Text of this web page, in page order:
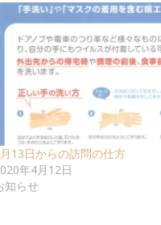
13日からの訪問の仕方
年4月12日
知らせ